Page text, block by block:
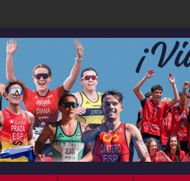
numerosa hasta la fecha